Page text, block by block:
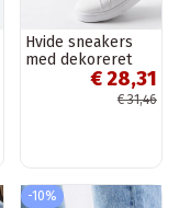
Hvide sneakers
med dekoreret
overdel Sauriol
€ 28,31
€ 31,46
-10%